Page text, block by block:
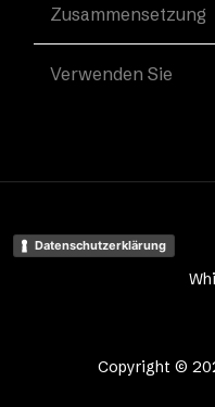
Zusammensetzung
Verwenden Sie
Copyright ©
Datenschutzerklärung